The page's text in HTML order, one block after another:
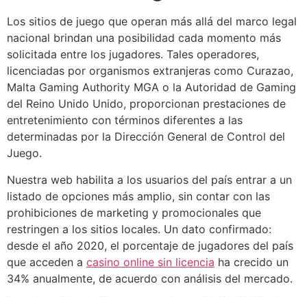
panel
panel
panel
panel
panel
panel
panel
panel
panel
panel
Los sitios de juego que operan más allá del marco legal
nacional brindan una posibilidad cada momento más
solicitada entre los jugadores. Tales operadores,
licenciadas por organismos extranjeras como Curazao,
Malta Gaming Authority MGA o la Autoridad de Gaming
del Reino Unido Unido, proporcionan prestaciones de
entretenimiento con términos diferentes a las
determinadas por la Dirección General de Control del
Juego.
Nuestra web habilita a los usuarios del país entrar a un
listado de opciones más amplio, sin contar con las
prohibiciones de marketing y promocionales que
restringen a los sitios locales. Un dato confirmado:
desde el año 2020, el porcentaje de jugadores del país
que acceden a casino online sin licencia ha crecido un
34% anualmente, de acuerdo con análisis del mercado.